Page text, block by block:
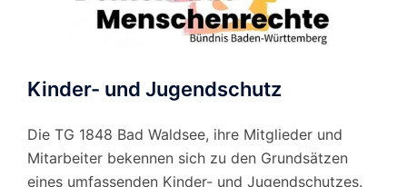
Kinder- und Jugendschutz
Die TG 1848 Bad Waldsee, ihre Mitglieder und
Mitarbeiter bekennen sich zu den Grundsätzen
eines umfassenden Kinder- und Jugendschutzes.